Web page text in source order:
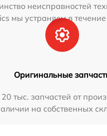
неисправностей
мы устраняем в
Оригинальные
тыс. запчастей от
на собственных